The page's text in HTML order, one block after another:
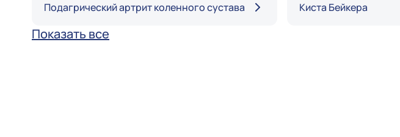
Подагрический артрит коленного сустава Киста Бейкера
Показать все